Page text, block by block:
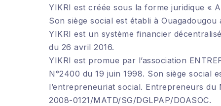
YIKRI est créée sous la forme juridique «
Son siège social est établi à
YIKRI est un système financier
du 26 avril 2016.
YIKRI est promue par l’association
N°2400 du 19 juin 1998. Son siège social
l’entrepreneuriat social. Entrepreneurs
2008-0121/MATD/SG/DGLPAP/DOASOC.